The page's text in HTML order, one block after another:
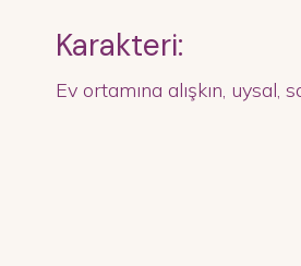
Karakteri:
Ev ortamına alışkın, uysal,